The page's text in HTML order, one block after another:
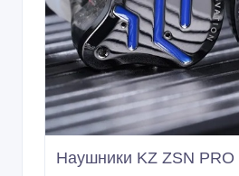
Наушники KZ ZSN PRO